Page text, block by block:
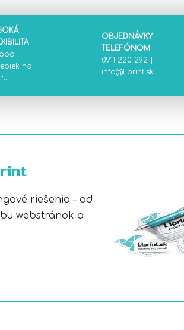
na
OBJEDNÁVKY
TELEFÓNOM
0911 220 292
info@liprint.sk
riešenia – od
webstránok a